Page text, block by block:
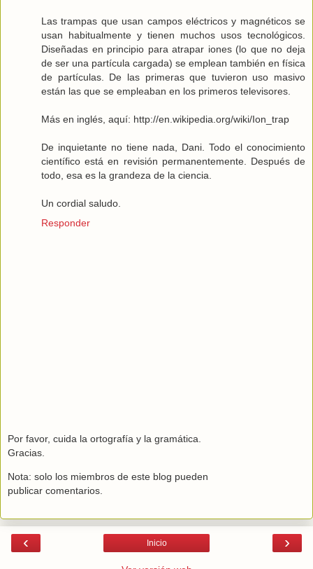
Las trampas que usan campos eléctricos y magnéticos se
usan habitualmente y tienen muchos usos tecnológicos.
Diseñadas en principio para atrapar iones (lo que no deja
de ser una partícula cargada) se emplean también en física
de partículas. De las primeras que tuvieron uso masivo
están las que se empleaban en los primeros televisores.
Más en inglés, aquí: http://en.wikipedia.org/wiki/Ion_trap
De inquietante no tiene nada, Dani. Todo el conocimiento
científico está en revisión permanentemente. Después de
todo, esa es la grandeza de la ciencia.
Un cordial saludo.
Responder
Por favor, cuida la ortografía y la gramática.
Gracias.
Nota: solo los miembros de este blog pueden
publicar comentarios.
‹ ›
Inicio